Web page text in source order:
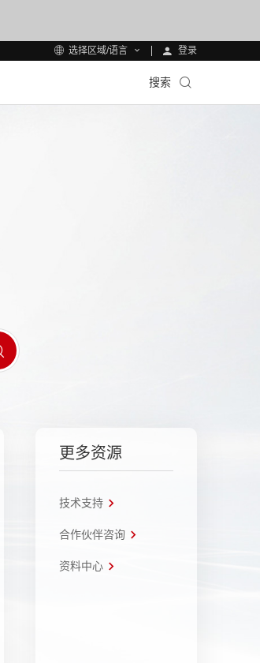
选择区域/语言 登录
搜索
更多资源
技术支持
合作伙伴咨询
资料中心